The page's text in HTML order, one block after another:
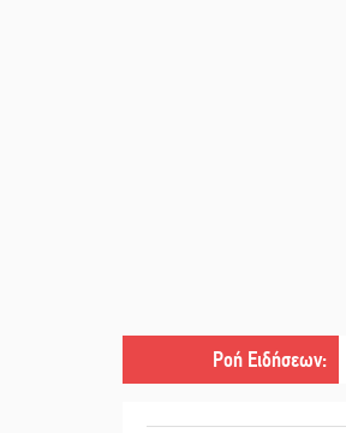
Ροή Ειδήσεων:
||